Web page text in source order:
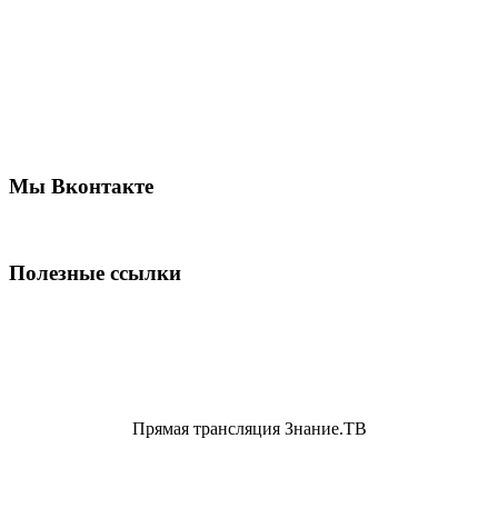
Мы Вконтакте
Полезные ссылки
Прямая трансляция Знание.ТВ